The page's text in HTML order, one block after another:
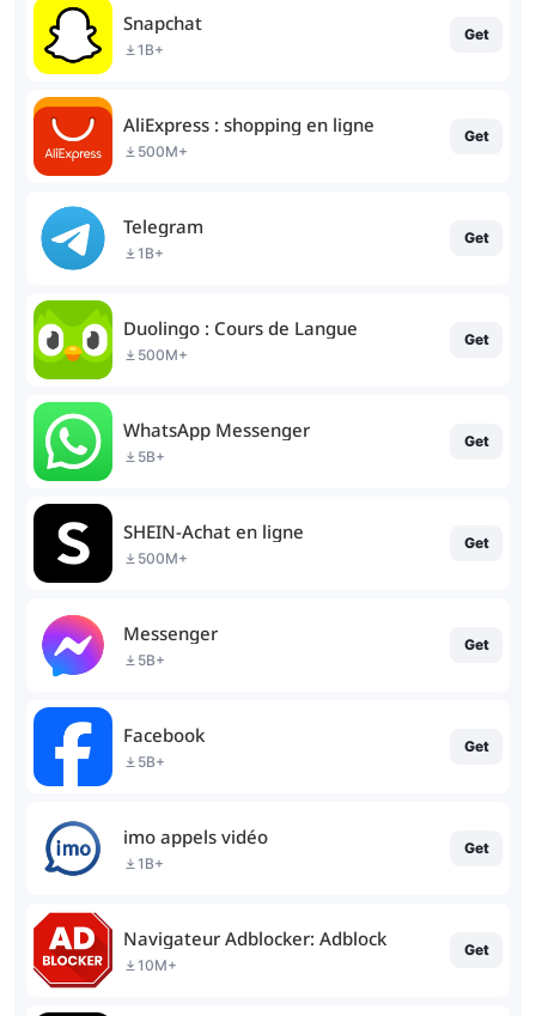
Snapchat
1B+
Get
AliExpress : shopping en ligne
500M+
Get
Telegram
1B+
Get
Duolingo : Cours de Langue
500M+
Get
WhatsApp Messenger
5B+
Get
SHEIN-Achat en ligne
500M+
Get
Messenger
5B+
Get
Facebook
5B+
Get
imo appels vidéo
1B+
Get
Navigateur Adblocker: Adblock
10M+
Get